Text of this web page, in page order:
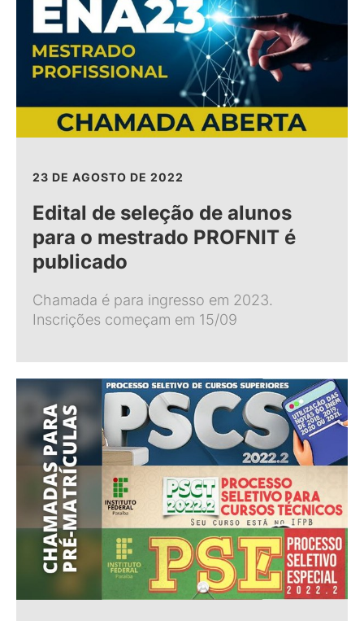
23 DE AGOSTO DE 2022
Edital de seleção de alunos
para o mestrado PROFNIT é
publicado
Chamada é para ingresso em 2023.
Inscrições começam em 15/09